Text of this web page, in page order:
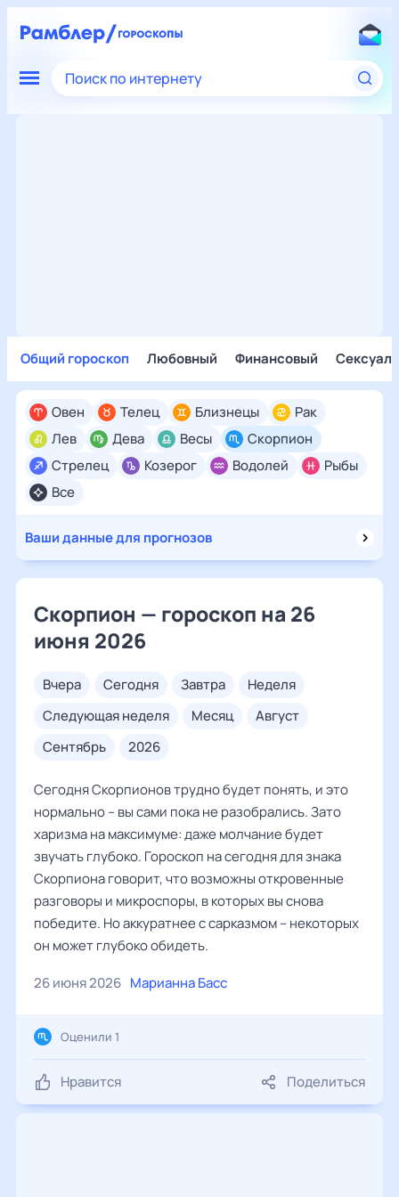
Поиск по интернету
Общий гороскоп Любовный Финансовый
Все
Овен Телец Близнецы
Рак
Лев
Дева Весы
Скорпион
Стрелец
Козерог Водолей Рыбы
Ваши данные для прогнозов
Скорпион — гороскоп на 26
июня 2026
вчера сегодня завтра
неделя
следующая неделя
месяц
август
сентябрь
2026
Сегодня Скорпионов трудно будет понять, и это
нормально – вы сами пока не разобрались. Зато
харизма на максимуме: даже молчание будет
звучать глубоко. Гороскоп на сегодня для знака
Скорпиона говорит, что возможны откровенные
разговоры и микроспоры, в которых вы снова
победите. Но аккуратнее с сарказмом – некоторых
он может глубоко обидеть.
26 июня 2026 Марианна Басс
Нравится Поделиться
Оценили 1